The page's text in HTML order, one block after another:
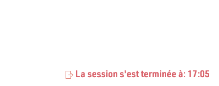
La session s'est terminée à: 17:05